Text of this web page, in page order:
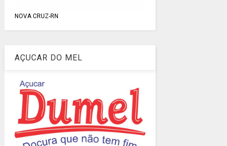
NOVA CRUZ-RN
AÇUCAR DO MEL